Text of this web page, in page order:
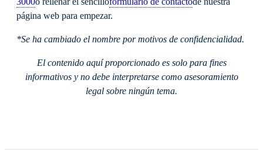
página web para empezar.
*Se ha cambiado el nombre por motivos de confidencialidad.
El contenido aquí proporcionado es solo para fines
informativos y no debe interpretarse como asesoramiento
legal sobre ningún tema.